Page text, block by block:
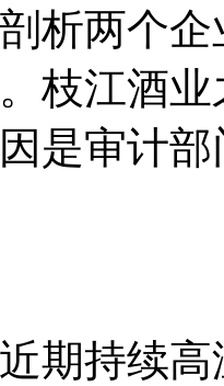
个企业
枝江酒
是审计
全
续高温